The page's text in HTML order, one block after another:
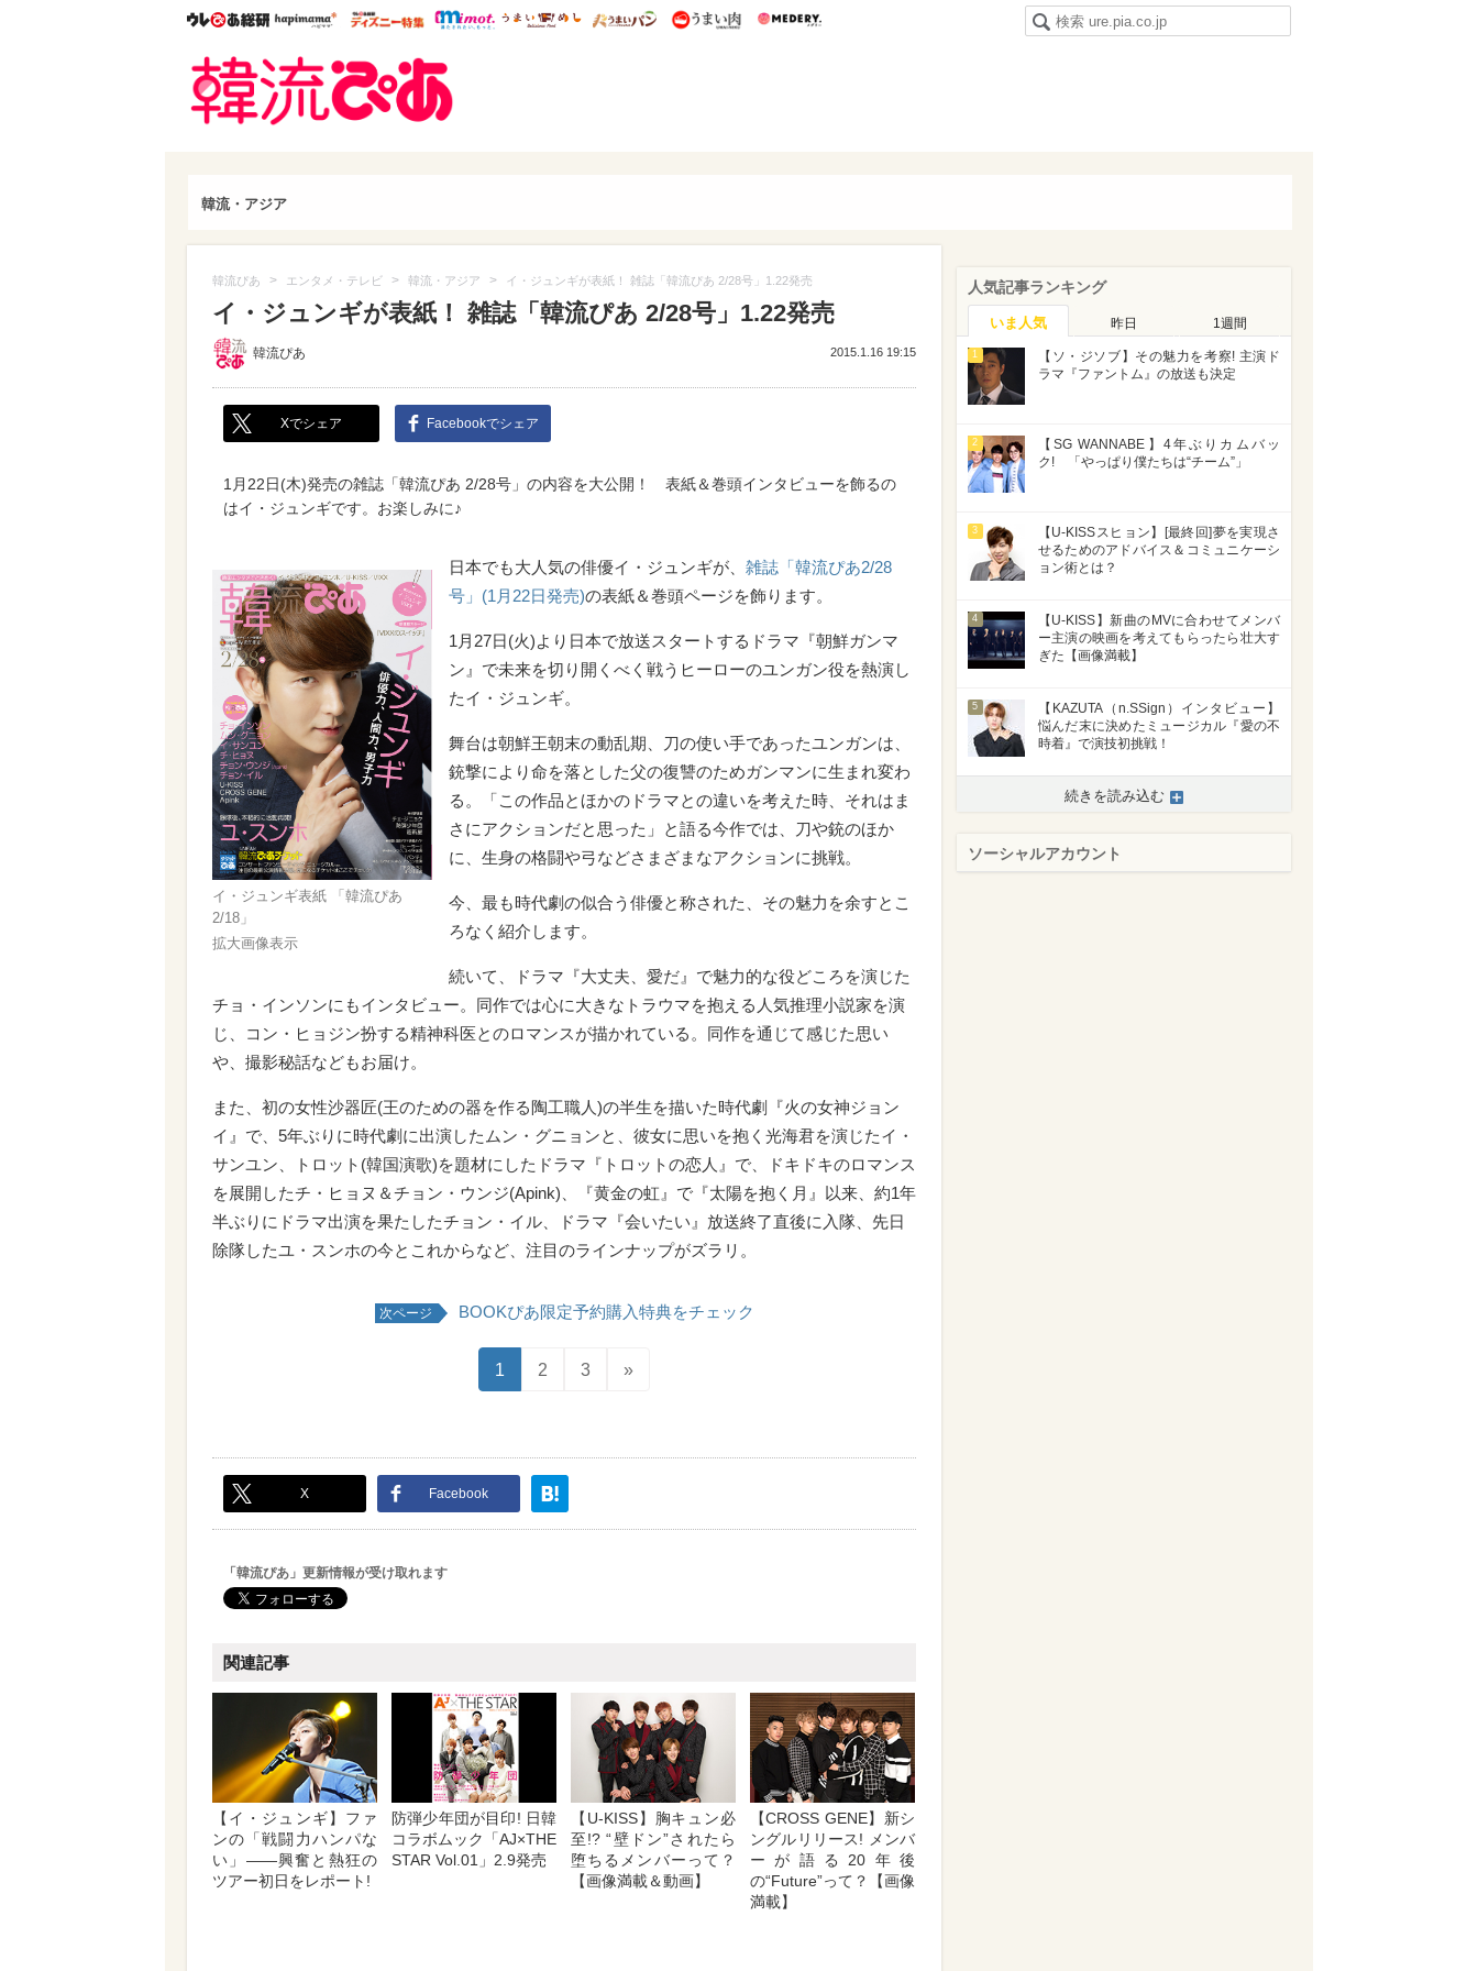
ウレぴあ総研ハピママ* ウレぴあ総研 ディズニー特集
mimot. うまいめし うまいパン うまい肉
韓流・アジア
韓流ぴあ > エンタメ・テレビ > 韓流・アジア > イ・ジュンギが表紙！ 雑誌「韓流ぴあ 2/28号」1.22発売
イ・ジュンギが表紙！ 雑誌「韓流ぴあ 2/28号」1.22発売
韓流ぴあ 2015.1.16 19:15
Xでシェア Facebookでシェア
1月22日(木)発売の雑誌「韓流ぴあ 2/28号」の内容を大公開！ 表紙＆巻頭インタビューを飾るの
はイ・ジュンギです。お楽しみに♪
イ・ジュンギ表紙 「韓流ぴあ
2/18」
拡大画像表示
日本でも大人気の俳優イ・ジュンギが、 雑誌「韓流ぴあ2/28
号」(1月22日発売)の表紙＆巻頭ページを飾ります。
1月27日(火)より日本で放送スタートするドラマ『朝鮮ガンマ
ン』で未来を切り開くべく戦うヒーローのユンガン役を熱演し
たイ・ジュンギ。
舞台は朝鮮王朝末の動乱期、刀の使い手であったユンガンは、
銃撃により命を落とした父の復讐のためガンマンに生まれ変わ
る。「この作品とほかのドラマとの違いを考えた時、それはま
さにアクションだと思った」と語る今作では、刀や銃のほか
に、生身の格闘や弓などさまざまなアクションに挑戦。
今、最も時代劇の似合う俳優と称された、その魅力を余すとこ
ろなく紹介します。
続いて、ドラマ『大丈夫、愛だ』で魅力的な役どころを演じた
チョ・インソンにもインタビュー。同作では心に大きなトラウマを抱える人気推理小説家を演
じ、コン・ヒョジン扮する精神科医とのロマンスが描かれている。同作を通じて感じた思い
や、撮影秘話などもお届け。
また、初の女性沙器匠(王のための器を作る陶工職人)の半生を描いた時代劇『火の女神ジョン
イ』で、5年ぶりに時代劇に出演したムン・グニョンと、彼女に思いを抱く光海君を演じたイ・
サンユン、トロット(韓国演歌)を題材にしたドラマ『トロットの恋人』で、ドキドキのロマンス
を展開したチ・ヒョヌ＆チョン・ウンジ(Apink)、『黄金の虹』で『太陽を抱く月』以来、約1年
半ぶりにドラマ出演を果たしたチョン・イル、ドラマ『会いたい』放送終了直後に入隊、先日
除隊したユ・スンホの今とこれからなど、注目のラインナップがズラリ。
次ページ BOOKぴあ限定予約購入特典をチェック
1 2 3 »
X Facebook
「韓流ぴあ」更新情報が受け取れます
関連記事
【イ・ジュンギ】ファ
ンの「戦闘力ハンパな
い」――興奮と熱狂の
ツアー初日をレポート!
防弾少年団が目印! 日韓
コラボムック「AJ×THE
STAR Vol.01」2.9発売
【U-KISS】胸キュン必
至!? “壁ドン”されたら
堕ちるメンバーって？
【画像満載＆動画】
【CROSS GENE】新シ
ングルリリース! メンバ
ーが語る20年後
の“Future”って？【画像
満載】
人気記事ランキング
いま人気 昨日 1週間
1
【ソ・ジソブ】その魅力を考察! 主演ド
ラマ『ファントム』の放送も決定
2
【SG WANNABE】4年ぶりカムバッ
ク! 「やっぱり僕たちは“チーム”」
3
【U-KISSスヒョン】[最終回]夢を実現さ
せるためのアドバイス＆コミュニケーシ
ョン術とは？
4
【U-KISS】新曲のMVに合わせてメンバ
ー主演の映画を考えてもらったら壮大す
ぎた【画像満載】
5
【KAZUTA（n.SSign）インタビュー】
悩んだ末に決めたミュージカル『愛の不
時着』で演技初挑戦！
続きを読み込む
ソーシャルアカウント